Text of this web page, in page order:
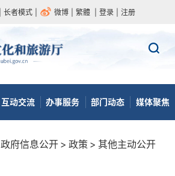
长者模式 微博 繁體 登录 注册
互动交流 办事服务 部门动态 媒体聚焦
政府信息公开 > 政策 > 其他主动公开